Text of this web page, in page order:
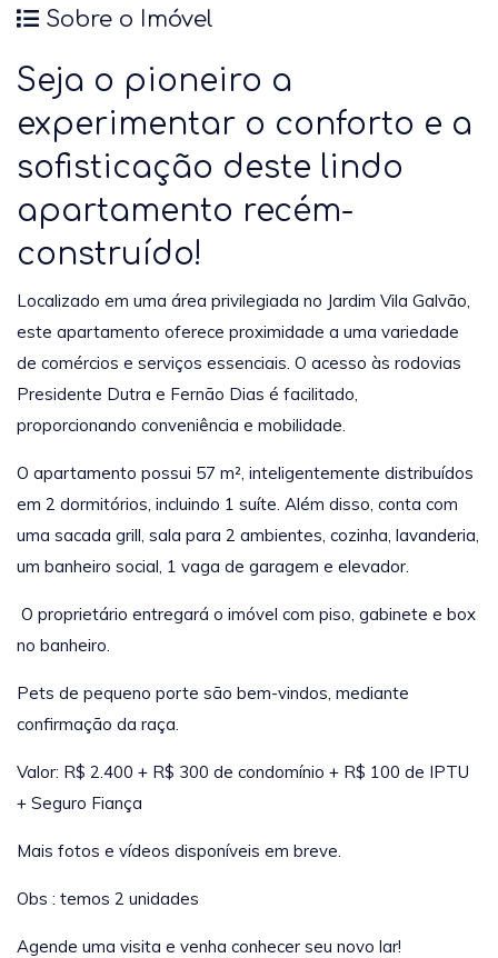
Sobre o Imóvel
Seja o pioneiro a
experimentar o conforto e a
sofisticação deste lindo
apartamento recém-
construído!
Localizado em uma área privilegiada no Jardim Vila Galvão,
este apartamento oferece proximidade a uma variedade
de comércios e serviços essenciais. O acesso às rodovias
Presidente Dutra e Fernão Dias é facilitado,
proporcionando conveniência e mobilidade.
O apartamento possui 57 m², inteligentemente distribuídos
em 2 dormitórios, incluindo 1 suíte. Além disso, conta com
uma sacada grill, sala para 2 ambientes, cozinha, lavanderia,
um banheiro social, 1 vaga de garagem e elevador.
O proprietário entregará o imóvel com piso, gabinete e box
no banheiro.
Pets de pequeno porte são bem-vindos, mediante
confirmação da raça.
Valor: R$ 2.400 + R$ 300 de condomínio + R$ 100 de IPTU
+ Seguro Fiança
Mais fotos e vídeos disponíveis em breve.
Obs : temos 2 unidades
Agende uma visita e venha conhecer seu novo lar!